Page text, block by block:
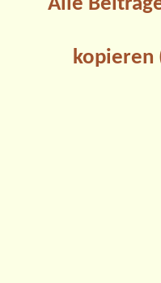
Alle
kopieren